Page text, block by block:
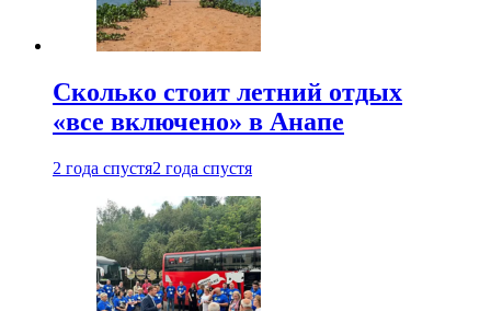
Сколько стоит летний отдых
«все включено» в Анапе
2 года спустя2 года спустя